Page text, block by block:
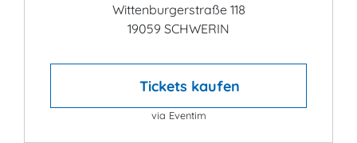
Wittenburgerstraße 118
19059 SCHWERIN
Tickets kaufen
via Eventim